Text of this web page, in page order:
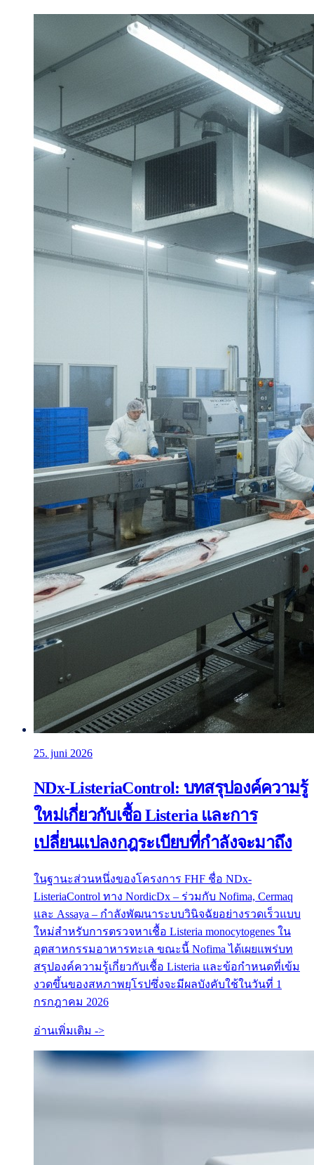
25. juni 2026
NDx-ListeriaControl: บทสรุปองค์ความรู้
ใหม่เกี่ยวกับเชื้อ Listeria และการ
เปลี่ยนแปลงกฎระเบียบที่กำลังจะมาถึง
ในฐานะส่วนหนึ่งของโครงการ FHF ชื่อ NDx-
ListeriaControl ทาง NordicDx – ร่วมกับ Nofima, Cermaq
และ Assaya – กำลังพัฒนาระบบวินิจฉัยอย่างรวดเร็วแบบ
ใหม่สำหรับการตรวจหาเชื้อ Listeria monocytogenes ใน
อุตสาหกรรมอาหารทะเล ขณะนี้ Nofima ได้เผยแพร่บท
สรุปองค์ความรู้เกี่ยวกับเชื้อ Listeria และข้อกำหนดที่เข้ม
งวดขึ้นของสหภาพยุโรปซึ่งจะมีผลบังคับใช้ในวันที่ 1
กรกฎาคม 2026
อ่านเพิ่มเติม ->